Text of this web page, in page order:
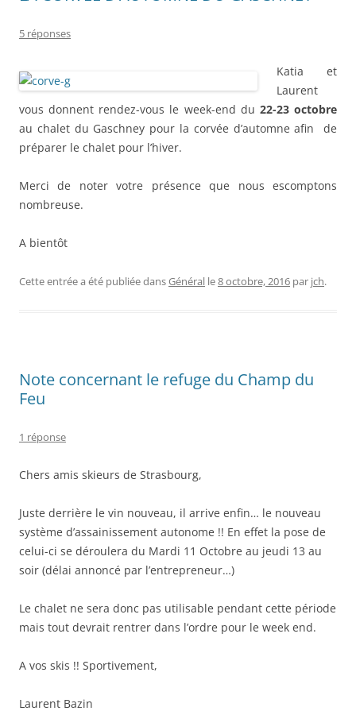
5 réponses
Katia et
Laurent
vous donnent rendez-vous le week-end du 22-23 octobre
au chalet du Gaschney pour la corvée d’automne afin de
préparer le chalet pour l’hiver.
Merci de noter votre présence que nous escomptons
nombreuse.
A bientôt
Cette entrée a été publiée dansGénéral le8 octobre, 2016 par jch.
Note concernant le refuge du Champ du
Feu
1 réponse
Chers amis skieurs de Strasbourg,
Juste derrière le vin nouveau, il arrive enfin… le nouveau
système d’assainissement autonome !! En effet la pose de
celui-ci se déroulera du Mardi 11 Octobre au jeudi 13 au
soir (délai annoncé par l’entrepreneur…)
Le chalet ne sera donc pas utilisable pendant cette période
mais tout devrait rentrer dans l’ordre pour le week end.
A vos skis !! Sportivement,
Laurent Bazin